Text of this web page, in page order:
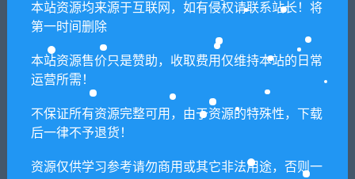
小编 动作冒险
战神3/God of War 3（v1.03_rpcs3.0.0.12）
动作冒险
战神4/God of War（V1.0.7-豪华版）
本站资源均来源于互联网，如有侵权请联系站长！将
第一时间删除
本站资源售价只是赞助，收取费用仅维持本站的日常
运营所需！
不保证所有资源完整可用，由于资源的特殊性，下载
后一律不予退货！
资源仅供学习参考请勿商用或其它非法用途，否则一